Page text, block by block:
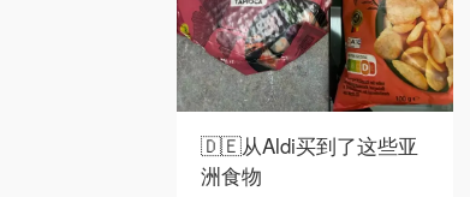
🇩🇪从Aldi买到了这些亚
洲食物